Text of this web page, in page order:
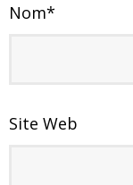
Nom*
Site Web